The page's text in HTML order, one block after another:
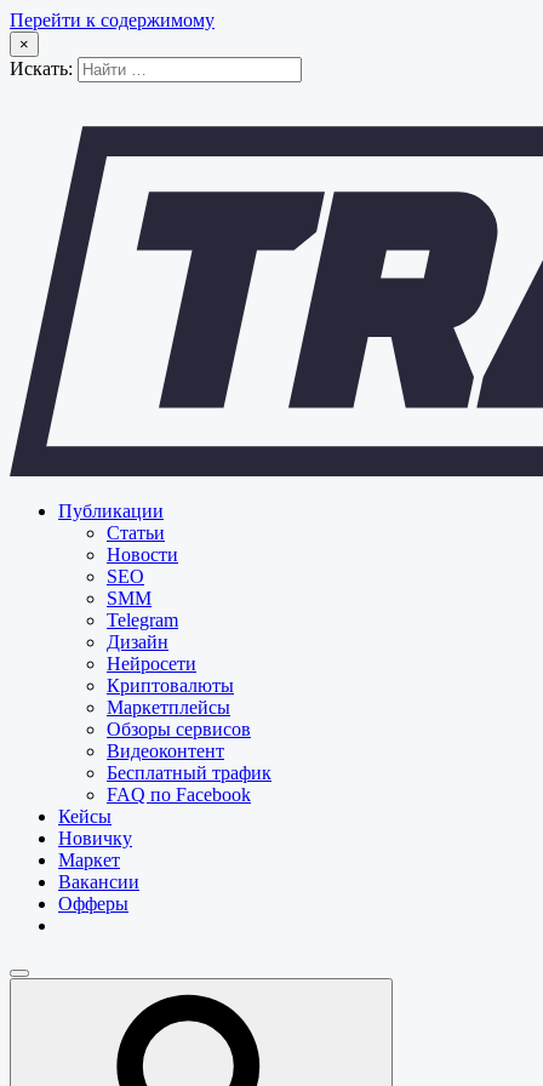
Перейти к содержимому
×
Искать:
Публикации
Статьи
Новости
SEO
SMM
Telegram
Дизайн
Нейросети
Криптовалюты
Маркетплейсы
Обзоры сервисов
Видеоконтент
Бесплатный трафик
FAQ по Facebook
Кейсы
Новичку
Маркет
Вакансии
Офферы